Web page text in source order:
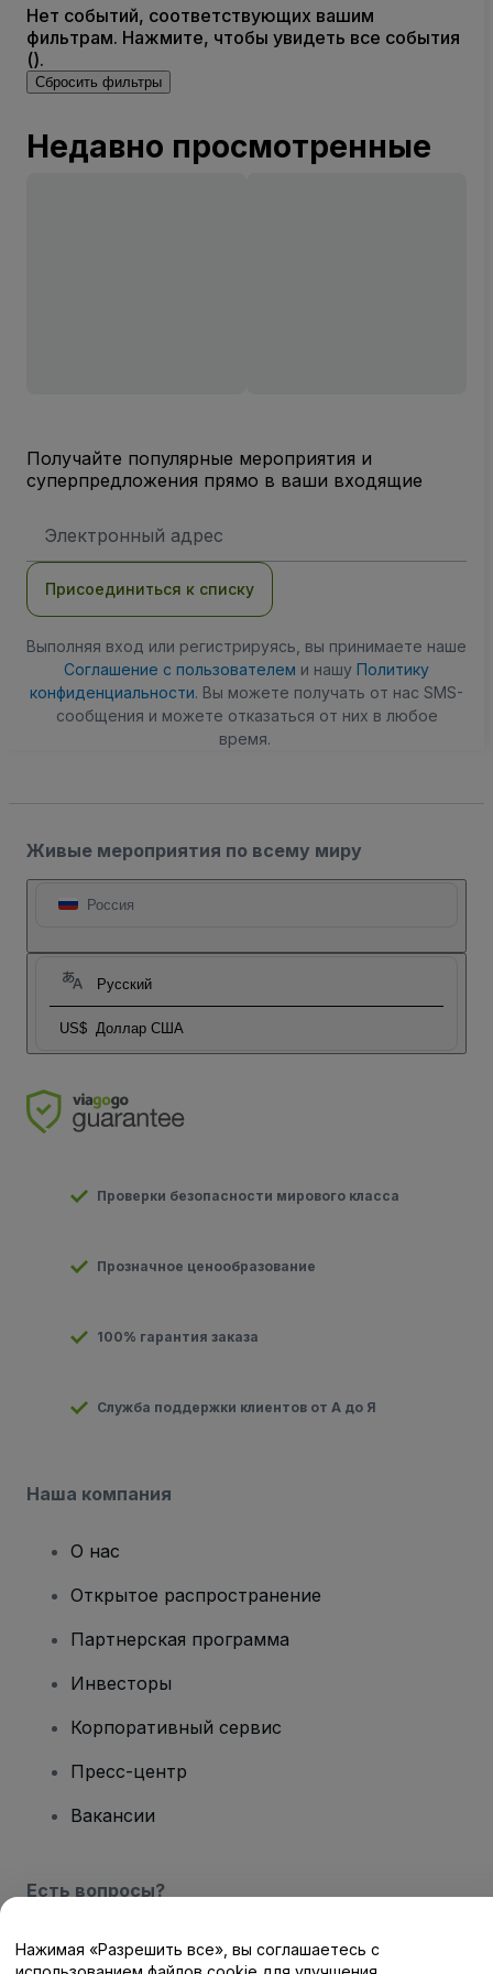
Нет событий, соответствующих вашим
фильтрам. Нажмите, чтобы увидеть все события
().
Сбросить фильтры
Недавно просмотренные
Получайте популярные мероприятия и
суперпредложения прямо в ваши входящие
электронной
Присоединиться к списку
Выполняя вход или регистрируясь, вы принимаете наше
Соглашение с пользователем и нашу Политику
конфиденциальности. Вы можете получать от нас SMS-
сообщения и можете отказаться от них в любое
время.
Живые мероприятия по всему миру
Россия
Русский
US$ Доллар США
Проверки безопасности мирового класса
Прозначное ценообразование
100% гарантия заказа
Служба поддержки клиентов от А до Я
Наша компания
О нас
Открытое распространение
Партнерская программа
Инвесторы
Корпоративный сервис
Пресс-центр
Вакансии
Есть вопросы?
Центр помощи / Свяжитесь с нами
Нажимая «Разрешить все», вы соглашаетесь с